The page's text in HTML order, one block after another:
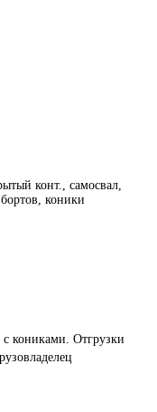
конт., самосвал,
, коники
с кониками. Отгрузки